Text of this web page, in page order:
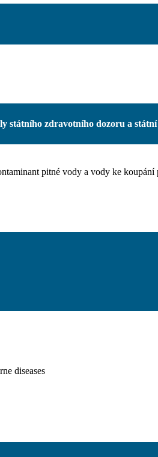
státního zdravotního dozoru a
pitné vody a vody ke
diseases